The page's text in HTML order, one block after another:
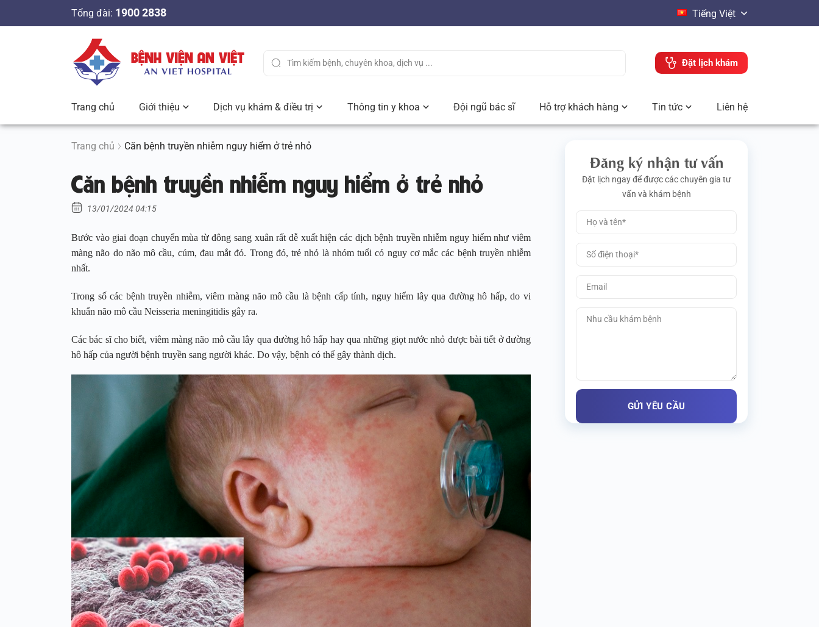
n
Tổng đài: 1900 2838 Tiếng Việt
Đặt lịch khám
Trang chủ Giới thiệu Dịch vụ khám & điều trị Thông tin y khoa Đội ngũ bác sĩ Hỗ trợ khách hàng Tin tức Liên hệ
Trang chủ Căn bệnh truyền nhiễm nguy hiểm ở trẻ nhỏ
Căn bệnh truyền nhiễm nguy hiểm ở trẻ nhỏ
13/01/2024 04:15
Bước vào giai đoạn chuyển mùa từ đông sang xuân rất dễ xuất hiện các dịch bệnh truyền nhiễm nguy hiểm như viêm
màng não do não mô cầu, cúm, đau mắt đỏ. Trong đó, trẻ nhỏ là nhóm tuổi có nguy cơ mắc các bệnh truyền nhiễm
nhất.
Trong số các bệnh truyền nhiễm, viêm màng não mô cầu là bệnh cấp tính, nguy hiểm lây qua đường hô hấp, do vi
khuẩn não mô cầu Neisseria meningitidis gây ra.
Các bác sĩ cho biết, viêm màng não mô cầu lây qua đường hô hấp hay qua những giọt nước nhỏ được bài tiết ở đường
hô hấp của người bệnh truyền sang người khác. Do vậy, bệnh có thể gây thành dịch.
Đăng ký nhận tư vấn
Đặt lịch ngay để được các chuyên gia tư
vấn và khám bệnh